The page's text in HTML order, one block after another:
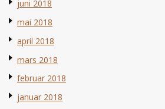
juni 2018
mai 2018
april 2018
mars 2018
februar 2018
januar 2018